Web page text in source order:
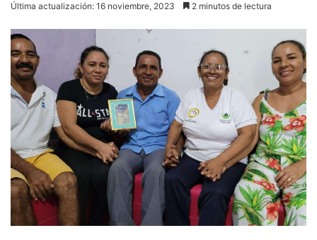
Última actualización: 16 noviembre, 2023 2 minutos de lectura